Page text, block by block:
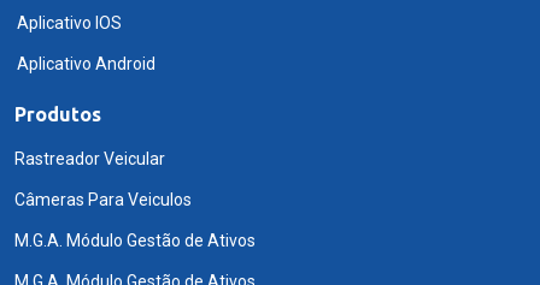
Aplicativo IOS
Aplicativo Android
Produtos
Rastreador Veicular
Câmeras Para Veiculos
M.G.A. Módulo Gestão de Ativos